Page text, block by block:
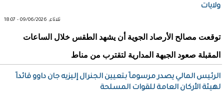
ولايات
ثلاثاء, 09/06/2026 - 18:07
توقعت مصالح الأرصاد الجوية أن يشهد الطقس خلال الساعات
المقبلة صعود الجبهة المدارية لتقترب من مناط
الرئيس المالي يصدر مرسوماً بتعيين الجنرال إليزيه جان داوو قائداً
لهيئة الأركان العامة للقوات المسلحة